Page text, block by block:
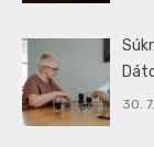
30.